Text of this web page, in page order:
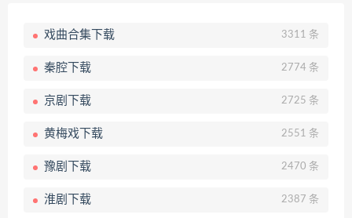
戏曲合集下载 3311 条
秦腔下载 2774 条
京剧下载 2725 条
黄梅戏下载 2551 条
豫剧下载 2470 条
淮剧下载 2387 条